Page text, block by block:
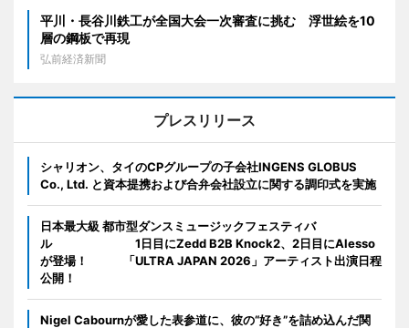
平川・長谷川鉄工が全国大会一次審査に挑む 浮世絵を10
層の鋼板で再現
弘前経済新聞
プレスリリース
シャリオン、タイのCPグループの子会社INGENS GLOBUS
Co., Ltd. と資本提携および合弁会社設立に関する調印式を実施
日本最大級 都市型ダンスミュージックフェスティバ
ル 1日目にZedd B2B Knock2、2日目にAlesso
が登場！ 「ULTRA JAPAN 2026」アーティスト出演日程
公開！
Nigel Cabournが愛した表参道に、彼の“好き”を詰め込んだ関